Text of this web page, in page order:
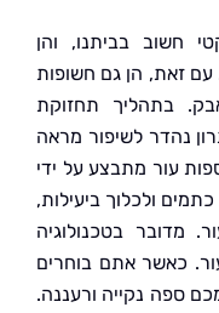
והן
גם חשופות
תחזוקת
לשיפור מראה
על ידי
ביעילות,
אתם בוחרים
ורעננה.